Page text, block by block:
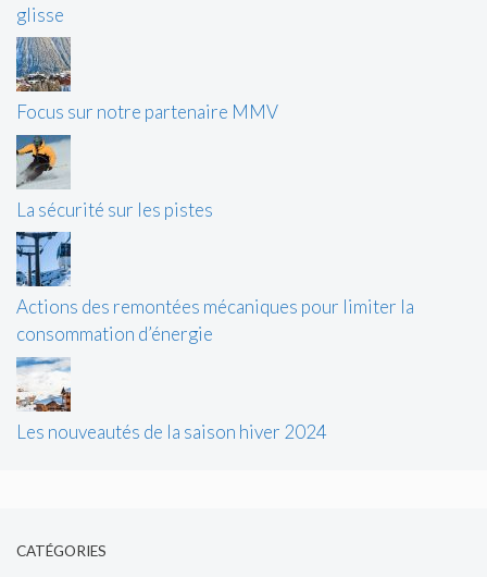
glisse
Focus sur notre partenaire MMV
La sécurité sur les pistes
Actions des remontées mécaniques pour limiter la
consommation d’énergie
Les nouveautés de la saison hiver 2024
CATÉGORIES